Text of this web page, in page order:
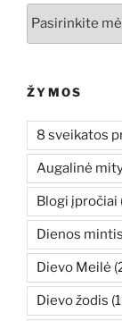
ŽYMOS
8 sveikatos
Augalinė
Blogi įpročiai
Dienos mintis
Dievo Meilė
Dievo žodis